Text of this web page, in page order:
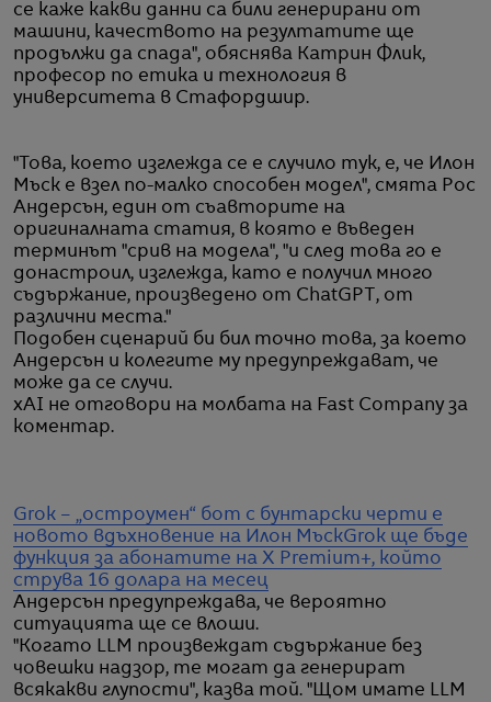
се каже какви данни са били генерирани от
машини, качеството на резултатите ще
продължи да спада", обяснява Катрин Флик,
професор по етика и технология в
университета в Стафордшир.
"Това, което изглежда се е случило тук, е, че Илон
Мъск е взел по-малко способен модел", смята Рос
Андерсън, един от съавторите на
оригиналната статия, в която е въведен
терминът "срив на модела", "и след това го е
донастроил, изглежда, като е получил много
съдържание, произведено от ChatGPT, от
различни места."
Подобен сценарий би бил точно това, за което
Андерсън и колегите му предупреждават, че
може да се случи.
xAI не отговори на молбата на Fast Company за
коментар.
Grok – „остроумен“ бот с бунтарски черти е
новото вдъхновение на Илон МъскGrok ще бъде
функция за абонатите на X Premium+, който
струва 16 долара на месец
Андерсън предупреждава, че вероятно
ситуацията ще се влоши.
"Когато LLM произвеждат съдържание без
човешки надзор, те могат да генерират
всякакви глупости", казва той. "Щом имате LLM